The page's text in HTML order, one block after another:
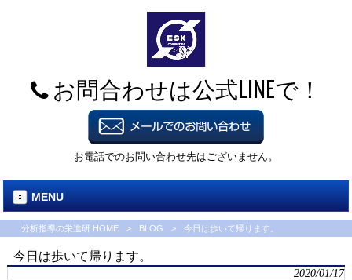
お問合わせは公式LINEで！
お電話でのお問い合わせ先はございません。
MENU
分析指導の栄進研 HOME > BLOG > 今日は歩いて帰ります。
今日は歩いて帰ります。
2020/01/17